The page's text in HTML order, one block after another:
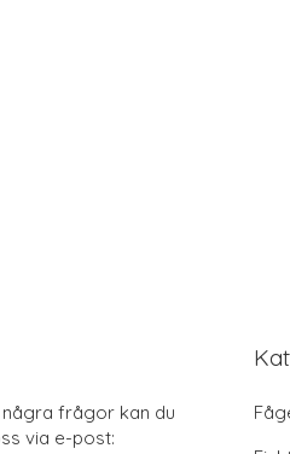
några frågor kan du
via e-post: